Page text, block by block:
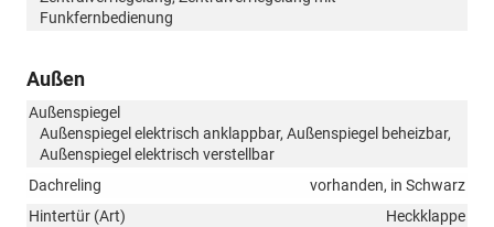
Funkfernbedienung
Außen
Außenspiegel
Außenspiegel elektrisch anklappbar, Außenspiegel beheizbar,
Außenspiegel elektrisch verstellbar
Dachreling
vorhanden, in Schwarz
Hintertür (Art)
Heckklappe